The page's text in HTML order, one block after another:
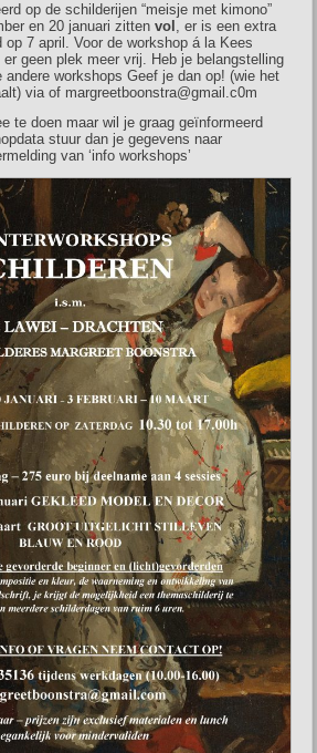
op de schilderijen “meisje met kimono”
en 20 januari zittenvol , er is een extra
op 7 april. Voor de workshop á la Kees
er geen plek meer vrij. Heb je belangstelling
workshops Geef je dan op! (wie het
via of margreetboonstra@gmail.c0m
te doen maar wil je graag geïnformeerd
stuur dan je gegevens naar
van ‘info workshops’